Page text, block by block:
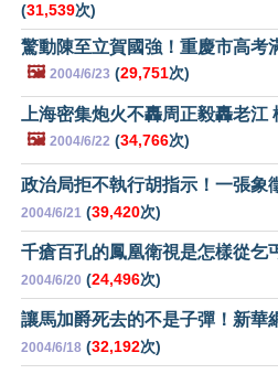
(31,539次)
驚動陳至立賀國強！重慶市高考
🖼️ 2004/6/23 (29,751次)
上海密集炮火不轟周正毅轟老
🖼️ 2004/6/22 (34,766次)
政治局拒不執行胡指示！一張象
2004/6/21 (39,420次)
千瘡百孔的鳳凰衛視是怎樣從乞
2004/6/20 (24,496次)
讓馬加爵死去的不是子彈！新華
2004/6/18 (32,192次)